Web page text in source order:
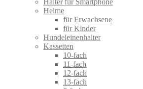
Halter für Smartphone
Helme
für Erwachsene
für Kinder
Hundeleinenhalter
Kassetten
10-fach
11-fach
12-fach
13-fach